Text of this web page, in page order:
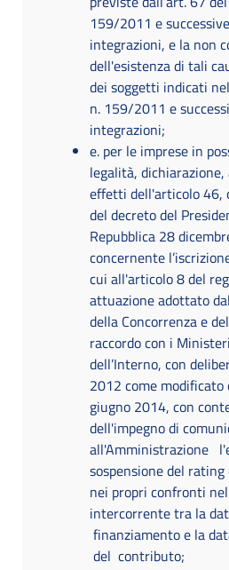
159/2011 e
integrazioni, e la non
dell'esistenza di tali
dei soggetti indicati
n. 159/2011 e
integrazioni;
e. per le imprese in
legalità,
effetti dell'articolo 46,
del decreto del
Repubblica 28
concernente
cui all'articolo 8 del
attuazione adottato
della Concorrenza e
raccordo con i
dell’Interno, con
2012 come modificato
giugno 2014, con
dell'impegno di
all'Amministrazione
sospensione del
nei propri confronti
intercorrente tra la
finanziamento e la
del contributo;